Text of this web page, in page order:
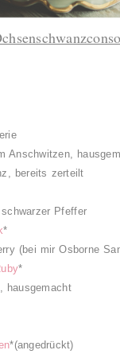
Anschwitzen,
bereits zerteilt
Pfeffer
*
(bei mir Osborne
*
, hausgemacht
*(angedrückt)